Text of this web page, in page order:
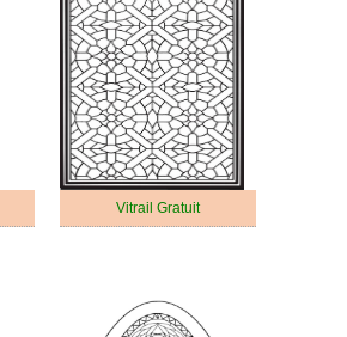
Vitrail Gratuit